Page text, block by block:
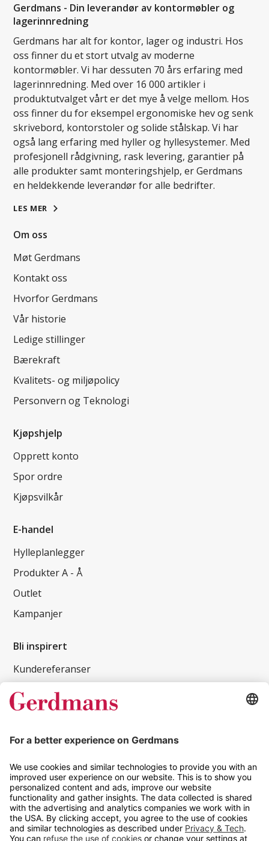
Gerdmans - Din leverandør av kontormøbler og
lagerinnredning
Gerdmans har alt for kontor, lager og industri. Hos
oss finner du et stort utvalg av moderne
kontormøbler. Vi har dessuten 70 års erfaring med
lagerinnredning. Med over 16 000 artikler i
produktutvalget vårt er det mye å velge mellom. Hos
oss finner du for eksempel ergonomiske hev og senk
skrivebord, kontorstoler og solide stålskap. Vi har
også lang erfaring med hyller og hyllesystemer. Med
profesjonell rådgivning, rask levering, garantier på
alle produkter samt monteringshjelp, er Gerdmans
en heldekkende leverandør for alle bedrifter.
LES MER
Om oss
Møt Gerdmans
Kontakt oss
Hvorfor Gerdmans
Vår historie
Ledige stillinger
Bærekraft
Kvalitets- og miljøpolicy
Personvern og Teknologi
Kjøpshjelp
Opprett konto
Spor ordre
Kjøpsvilkår
E-handel
Hylleplanlegger
Produkter A - Å
Outlet
Kampanjer
Bli inspirert
Kundereferanser
Magasin
Tips og guider
Kontakt
info@gerdmans.no
67 80 56 20
Åpningstid
Hverdager 08:00-16:00